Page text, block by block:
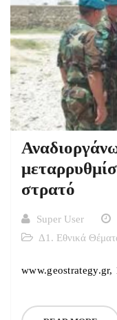
στρατό
Super User
Δ1. Εθνικά
www.geostrategy.gr,